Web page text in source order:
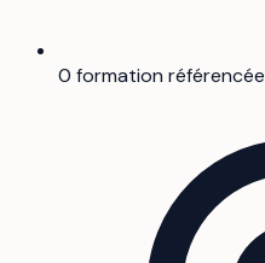
0 formation référencée